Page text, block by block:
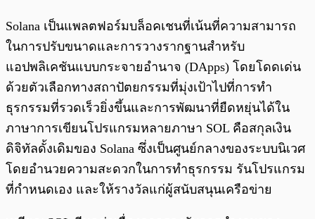
Solana เป็นแพลตฟอร์มบล็อคเชนที่เน้นที่ความสามารถ
ในการปรับขนาดและการวางรากฐานสำหรับ
แอปพลิเคชันแบบกระจายอำนาจ (DApps) โดยโดดเด่น
ด้วยตัวเลือกทางสถาปัตยกรรมที่มุ่งเป้าไปที่การทำ
ธุรกรรมที่รวดเร็วยิ่งขึ้นและการพัฒนาที่ยืดหยุ่นได้ใน
ภาษาการเขียนโปรแกรมหลายภาษา SOL คือสกุลเงิน
ดิจิทัลดั้งเดิมของ Solana ซึ่งเป็นศูนย์กลางของระบบนิเวศ
โดยอำนวยความสะดวกในการทำธุรกรรม รันโปรแกรม
ที่กำหนดเอง และให้รางวัลแก่ผู้สนับสนุนเครือข่าย